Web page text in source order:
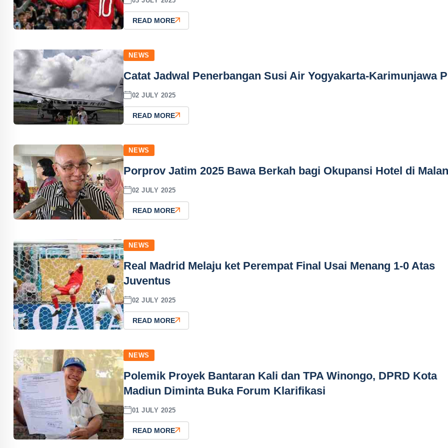
READ MORE
NEWS
Catat Jadwal Penerbangan Susi Air Yogyakarta-Karimunjawa
02 JULY 2025
READ MORE
NEWS
Porprov Jatim 2025 Bawa Berkah bagi Okupansi Hotel di
02 JULY 2025
READ MORE
NEWS
Real Madrid Melaju ket Perempat Final Usai Menang 1-0 Atas
Juventus
02 JULY 2025
READ MORE
NEWS
Polemik Proyek Bantaran Kali dan TPA Winongo, DPRD Kota
Madiun Diminta Buka Forum Klarifikasi
01 JULY 2025
READ MORE